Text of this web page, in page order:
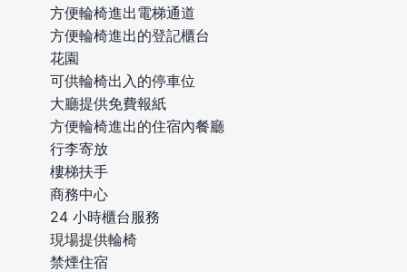
方便輪椅進出電梯通道
方便輪椅進出的登記櫃台
花園
可供輪椅出入的停車位
大廳提供免費報紙
方便輪椅進出的住宿內餐廳
行李寄放
樓梯扶手
商務中心
24 小時櫃台服務
現場提供輪椅
禁煙住宿